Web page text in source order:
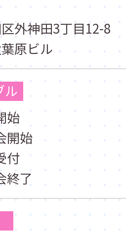
外神田3丁目12-8
原ビル
ル
始
開始
付
終了